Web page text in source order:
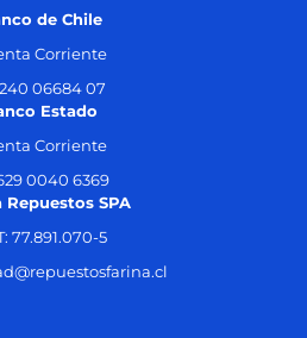
de Chile
Corriente
06684 07
Estado
Corriente
0040 6369
Repuestos SPA
77.891.070-5